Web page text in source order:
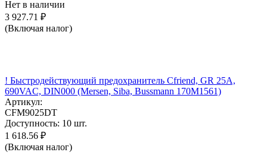
Нет в наличии
3 927.71 ₽
(Включая налог)
! Быстродействующий предохранитель Cfriend, GR 25А,
690VAC, DIN000 (Mersen, Siba, Bussmann 170M1561)
Артикул:
CFM9025DT
Доступность: 10 шт.
1 618.56 ₽
(Включая налог)